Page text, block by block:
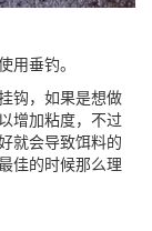
用垂钓。
钩，如果是想做
增加粘度，不过
就会导致饵料的
佳的时候那么理